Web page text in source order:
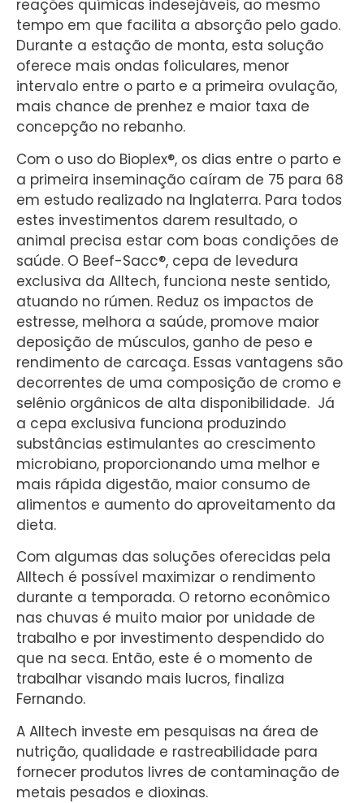
reações químicas indesejáveis, ao mesmo
tempo em que facilita a absorção pelo gado.
Durante a estação de monta, esta solução
oferece mais ondas foliculares, menor
intervalo entre o parto e a primeira ovulação,
mais chance de prenhez e maior taxa de
concepção no rebanho.
Com o uso do Bioplex®, os dias entre o parto e
a primeira inseminação caíram de 75 para 68
em estudo realizado na Inglaterra. Para todos
estes investimentos darem resultado, o
animal precisa estar com boas condições de
saúde. O Beef-Sacc®, cepa de levedura
exclusiva da Alltech, funciona neste sentido,
atuando no rúmen. Reduz os impactos de
estresse, melhora a saúde, promove maior
deposição de músculos, ganho de peso e
rendimento de carcaça. Essas vantagens são
decorrentes de uma composição de cromo e
selênio orgânicos de alta disponibilidade. Já
a cepa exclusiva funciona produzindo
substâncias estimulantes ao crescimento
microbiano, proporcionando uma melhor e
mais rápida digestão, maior consumo de
alimentos e aumento do aproveitamento da
dieta.
Com algumas das soluções oferecidas pela
Alltech é possível maximizar o rendimento
durante a temporada. O retorno econômico
nas chuvas é muito maior por unidade de
trabalho e por investimento despendido do
que na seca. Então, este é o momento de
trabalhar visando mais lucros, finaliza
Fernando.
A Alltech investe em pesquisas na área de
nutrição, qualidade e rastreabilidade para
fornecer produtos livres de contaminação de
metais pesados e dioxinas.